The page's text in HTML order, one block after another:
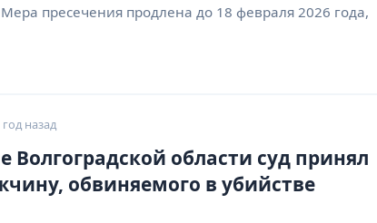
пресечения продлена до 18 февраля 2026 года,
год назад
области суд принял
обвиняемого в убийстве